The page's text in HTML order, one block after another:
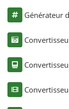
Générateur